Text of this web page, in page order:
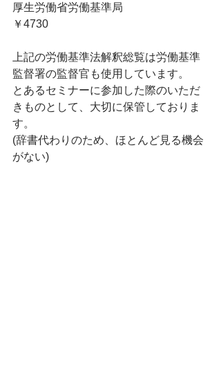
厚生労働省労働基準局
￥4730
上記の労働基準法解釈総覧は労働基準
監督署の監督官も使用しています。
とあるセミナーに参加した際のいただ
きものとして、大切に保管しておりま
す。
(辞書代わりのため、ほとんど見る機会
がない)